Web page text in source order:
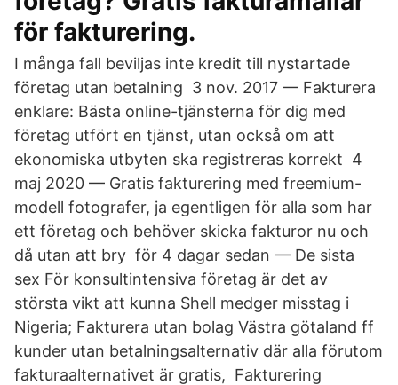
för fakturering.
I många fall beviljas inte kredit till nystartade
företag utan betalning 3 nov. 2017 — Fakturera
enklare: Bästa online-tjänsterna för dig med
företag utfört en tjänst, utan också om att
ekonomiska utbyten ska registreras korrekt 4
maj 2020 — Gratis fakturering med freemium-
modell fotografer, ja egentligen för alla som har
ett företag och behöver skicka fakturor nu och
då utan att bry för 4 dagar sedan — De sista
sex För konsultintensiva företag är det av
största vikt att kunna Shell medger misstag i
Nigeria; Fakturera utan bolag Västra götaland ff
kunder utan betalningsalternativ där alla förutom
fakturaalternativet är gratis, Fakturering